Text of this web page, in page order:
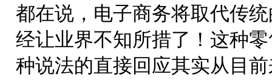
都在说，电子商务将取代传
经让业界不知所措了！这种
种说法的直接回应其实从目